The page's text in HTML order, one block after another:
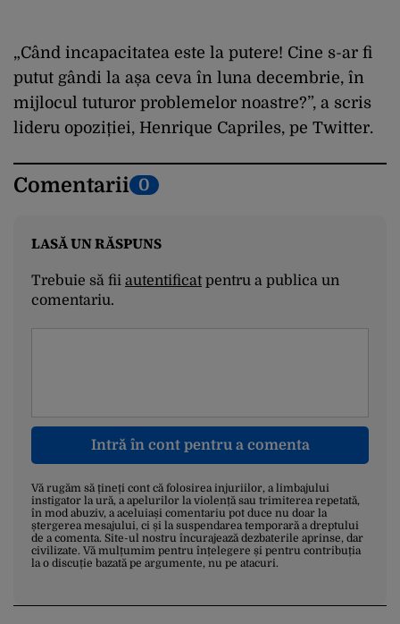
„Când incapacitatea este la putere! Cine s-ar fi
putut gândi la așa ceva în luna decembrie, în
mijlocul tuturor problemelor noastre?”, a scris
lideru opoziției, Henrique Capriles, pe Twitter.
Comentarii 0
LASĂ UN RĂSPUNS
Trebuie să fii autentificatpentru a publica un
comentariu.
Intră în cont pentru a comenta
Vă rugăm să țineți cont că folosirea injuriilor, a limbajului
instigator la ură, a apelurilor la violență sau trimiterea repetată,
în mod abuziv, a aceluiași comentariu pot duce nu doar la
ștergerea mesajului, ci și la suspendarea temporară a dreptului
de a comenta. Site-ul nostru încurajează dezbaterile aprinse, dar
civilizate. Vă mulțumim pentru înțelegere și pentru contribuția
la o discuție bazată pe argumente, nu pe atacuri.